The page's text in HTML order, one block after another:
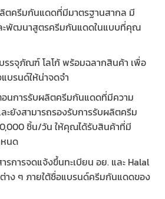
ตครีมกันแดดที่มีมาตรฐานสากล มี
ะพัฒนาสูตรครีมกันแดดในแบบที่คุณ
รรจุภัณฑ์ โลโก้ พร้อมฉลากสินค้า เพื่อ
รนด์ให้น่าจดจำ
อนการรับผลิตครีมกันแดดที่มีความ
ะยังสามารถรองรับการรับผลิตครีม
ชิ้น/วัน ให้คุณได้รับสินค้าที่มี
นด
รการจดแจ้งขึ้นทะเบียน อย. และ Halal
าง ๆ ภายใต้ชื่อแบรนด์ครีมกันแดดของ